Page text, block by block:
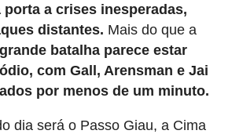
porta a crises inesperadas,
distantes. Mais do que a
batalha parece estar
com Gall, Arensman e Jai
por menos de um minuto.
dia será o Passo Giau, a Cima